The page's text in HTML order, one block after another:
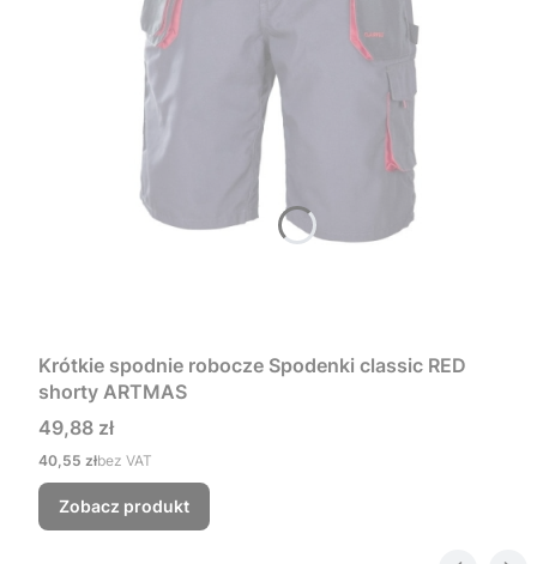
Krótkie spodnie robocze Spodenki classic RED
shorty ARTMAS
Cena
49,88 zł
Cena
40,55 złbez VAT
Zobacz produkt